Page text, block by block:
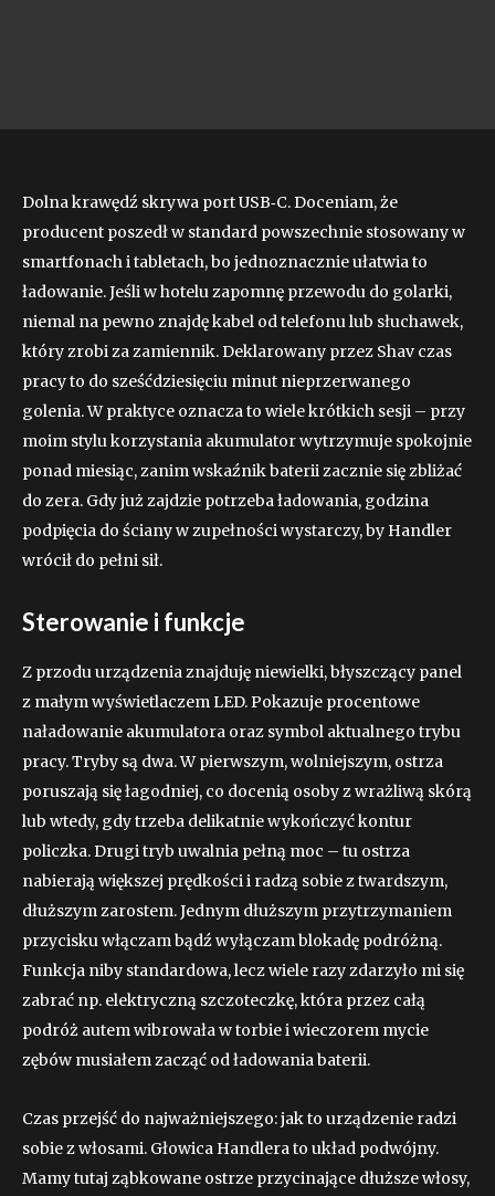
Dolna krawędź skrywa port USB‑C. Doceniam, że
producent poszedł w standard powszechnie stosowany w
smartfonach i tabletach, bo jednoznacznie ułatwia to
ładowanie. Jeśli w hotelu zapomnę przewodu do golarki,
niemal na pewno znajdę kabel od telefonu lub słuchawek,
który zrobi za zamiennik. Deklarowany przez Shav czas
pracy to do sześćdziesięciu minut nieprzerwanego
golenia. W praktyce oznacza to wiele krótkich sesji – przy
moim stylu korzystania akumulator wytrzymuje spokojnie
ponad miesiąc, zanim wskaźnik baterii zacznie się zbliżać
do zera. Gdy już zajdzie potrzeba ładowania, godzina
podpięcia do ściany w zupełności wystarczy, by Handler
wrócił do pełni sił.
Sterowanie i funkcje
Z przodu urządzenia znajduję niewielki, błyszczący panel
z małym wyświetlaczem LED. Pokazuje procentowe
naładowanie akumulatora oraz symbol aktualnego trybu
pracy. Tryby są dwa. W pierwszym, wolniejszym, ostrza
poruszają się łagodniej, co docenią osoby z wrażliwą skórą
lub wtedy, gdy trzeba delikatnie wykończyć kontur
policzka. Drugi tryb uwalnia pełną moc – tu ostrza
nabierają większej prędkości i radzą sobie z twardszym,
dłuższym zarostem. Jednym dłuższym przytrzymaniem
przycisku włączam bądź wyłączam blokadę podróżną.
Funkcja niby standardowa, lecz wiele razy zdarzyło mi się
zabrać np. elektryczną szczoteczkę, która przez całą
podróż autem wibrowała w torbie i wieczorem mycie
zębów musiałem zacząć od ładowania baterii.
Czas przejść do najważniejszego: jak to urządzenie radzi
sobie z włosami. Głowica Handlera to układ podwójny.
Mamy tutaj ząbkowane ostrze przycinające dłuższe włosy,